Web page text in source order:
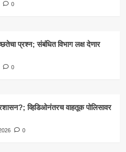
0
प्रश्न; संबंधित विभाग लक्ष देणार
0
व्हिडिओनंतरच वाहतूक पोलिसावर
0